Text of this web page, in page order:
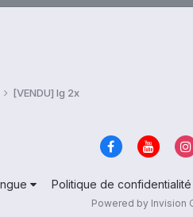
[VENDU] lg 2x
Politique de confidentialité
Powered by Invision